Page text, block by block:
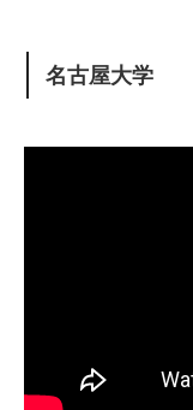
名古屋大学